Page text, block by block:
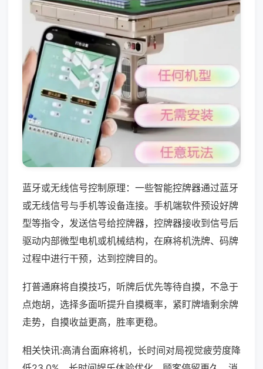
蓝牙或无线信号控制原理：一些智能控牌器通过蓝牙
或无线信号与手机等设备连接。手机端软件预设好牌
型等指令，发送信号给控牌器，控牌器接收到信号后
驱动内部微型电机或机械结构，在麻将机洗牌、码牌
过程中进行干预，达到控牌目的。
打普通麻将自摸技巧，听牌后优先等待自摸，不急于
点炮胡，选择多面听提升自摸概率，紧盯牌墙剩余牌
走势，自摸收益更高，胜率更稳。
相关快讯:高清台面麻将机，长时间对局视觉疲劳度降